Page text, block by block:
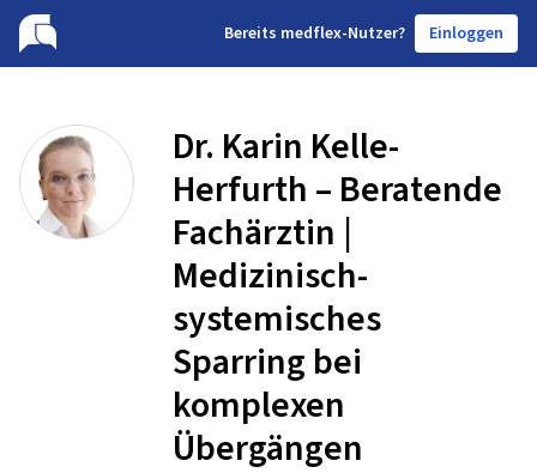
Bereits medflex-Nutzer? Einloggen
Dr. Karin Kelle-
Herfurth – Beratende
Fachärztin |
Medizinisch-
systemisches
Sparring bei
komplexen
Übergängen